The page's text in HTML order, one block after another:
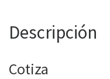
Descripción
Cotiza